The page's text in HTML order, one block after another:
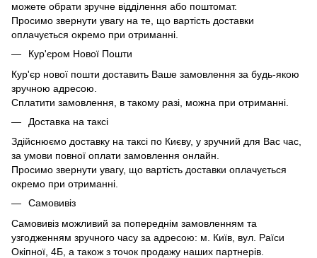
можете обрати зручне відділення або поштомат.
Просимо звернути увагу на те, що вартість доставки
оплачується окремо при отриманні.
Кур'єром Нової Пошти
Кур'єр нової пошти доставить Ваше замовлення за будь-якою
зручною адресою.
Сплатити замовлення, в такому разі, можна при отриманні.
Доставка на таксі
Здійснюємо доставку на таксі по Києву, у зручний для Вас час,
за умови повної оплати замовлення онлайн.
Просимо звернути увагу, що вартість доставки оплачується
окремо при отриманні.
Самовивіз
Самовивіз можливий за попереднім замовленням та
узгодженням зручного часу за адресою: м. Київ, вул. Раїси
Окіпної, 4Б, а також з точок продажу наших партнерів.